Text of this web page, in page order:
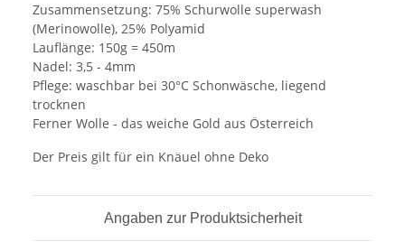
Zusammensetzung: 75% Schurwolle superwash
(Merinowolle), 25% Polyamid
Lauflänge: 150g = 450m
Nadel: 3,5 - 4mm
Pflege: waschbar bei 30°C Schonwäsche, liegend
trocknen
Ferner Wolle - das weiche Gold aus Österreich
Der Preis gilt für ein Knäuel ohne Deko
Angaben zur Produktsicherheit